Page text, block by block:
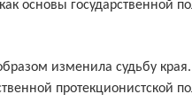
основы государственной
изменила судьбу края.
протекционистской